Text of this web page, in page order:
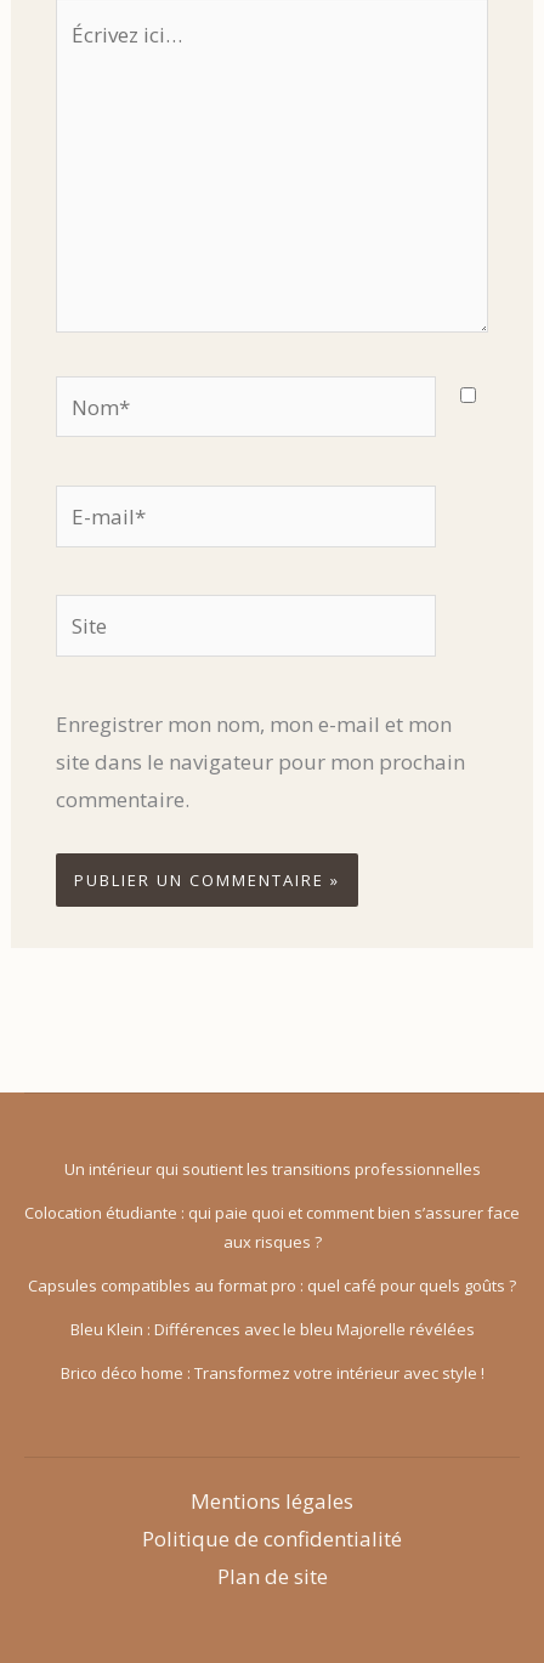
Écrivez
Nom*
E-
mail*
Site
Enregistrer mon nom, mon e-mail et mon
site dans le navigateur pour mon prochain
commentaire.
Un intérieur qui soutient les transitions professionnelles
Colocation étudiante : qui paie quoi et comment bien s’assurer face
aux risques ?
Capsules compatibles au format pro : quel café pour quels goûts ?
Bleu Klein : Différences avec le bleu Majorelle révélées
Brico déco home : Transformez votre intérieur avec style !
Mentions légales
Politique de confidentialité
Plan de site